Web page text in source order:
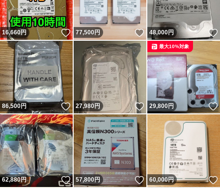
16,660円 いいね！
77,500円 いいね！
48,000円
86,500円 いいね！
27,980円 いいね！
29,800円
最大10%対象
62,880円 いいね！
57,800円 いいね！
60,000円